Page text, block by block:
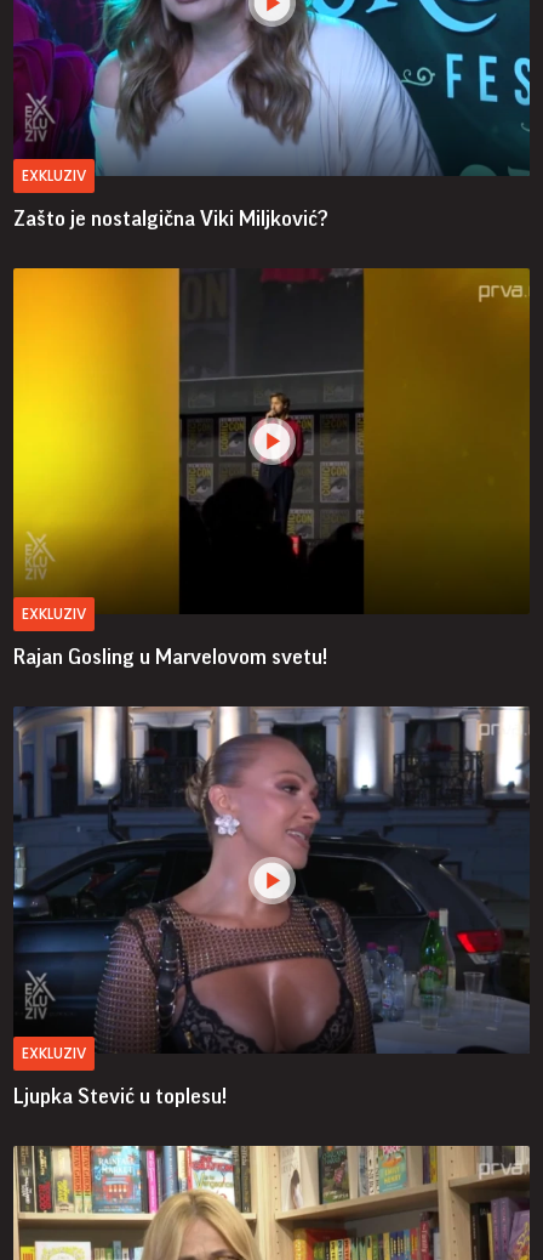
EXKLUZIV
Zašto je nostalgična Viki Miljković?
EXKLUZIV
Rajan Gosling u Marvelovom svetu!
EXKLUZIV
Ljupka Stević u toplesu!